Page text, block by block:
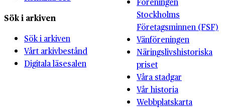
Sök i arkiven
Sök i arkiven
Vårt arkivbestånd
Digitala läsesalen
Stockholms
Företagsminnen (FSF)
Vänföreningen
Näringslivshistoriska
priset
Våra stadgar
Vår historia
Webbplatskarta